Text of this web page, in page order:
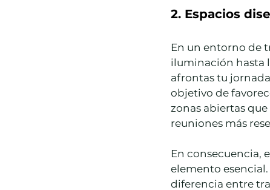
2. Espacios
En un entorno de
iluminación hasta
afrontas tu
objetivo de
zonas abiertas
reuniones más
En consecuencia,
elemento
diferencia entre